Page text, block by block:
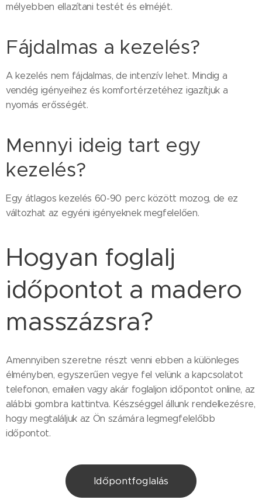
mélyebben ellazítani testét és elméjét.
Fájdalmas a kezelés?
A kezelés nem fájdalmas, de intenzív lehet. Mindig a
vendég igényeihez és komfortérzetéhez igazítjuk a
nyomás erősségét.
Mennyi ideig tart egy
kezelés?
Egy átlagos kezelés 60-90 perc között mozog, de ez
változhat az egyéni igényeknek megfelelően.
Hogyan foglalj
időpontot a madero
masszázsra?
Amennyiben szeretne részt venni ebben a különleges
élményben, egyszerűen vegye fel velünk a kapcsolatot
telefonon, emailen vagy akár foglaljon időpontot online, az
alábbi gombra kattintva. Készséggel állunk rendelkezésre,
hogy megtaláljuk az Ön számára legmegfelelőbb
időpontot.
Időpontfoglalás